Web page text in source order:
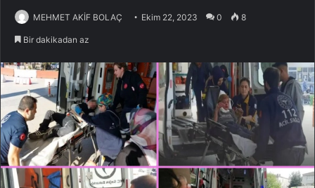
MEHMET AKİF BOLAÇ Ekim 22, 2023 0 8
Bir dakikadan az